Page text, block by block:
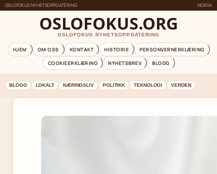
OSLOFOKUS NYHETSOPPDATERING NORSK
OSLOFOKUS.ORG
OSLOFOKUS NYHETSOPPDATERING
HJEM OM OSS KONTAKT HISTORIE
PERSONVERNERKLÆRING
COOKIEERKLÆRING
NYHETSBREV BLOGG
BLOGG LOKALT NÆRINGSLIV POLITIKK TEKNOLOGI VERDEN